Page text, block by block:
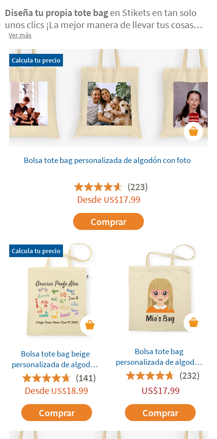
Diseña tu propia tote bag en Stikets en tan solo
unos clics ¡La mejor manera de llevar tus cosas
con estilo! Elige el modelo de
personalizado
que más encaje contigo. Podrás
subir tu diseño de forma superfácil y crear una
bolsa única para llevar a todas partes.
Personalízala con tu foto preferido, con un dibujo
de tus peques o con tu propio diseño. Te
encantará llevarla a todas partes.
Ver más
Calcula tu precio
Bolsa tote bag personalizada de algodón con foto
(223)
Desde US$17.99
Comprar
Calcula tu precio
Bolsa tote bag beige
personalizada de algodón
orgánico con foto(141)
Desde US$18.99
Comprar
Bolsa tote bag
personalizada de algodón
con icono y Twinie®️
(232)
US$17.99
Comprar